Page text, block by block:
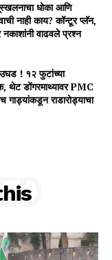
धोका आणि
नाही काय? कॉन्टूर प्लॅन,
वाढवले प्रश्न
उघड ! १२ फुटांच्या
थेट डोंगरमाथ्यावर PMC
राडारोड्याचा